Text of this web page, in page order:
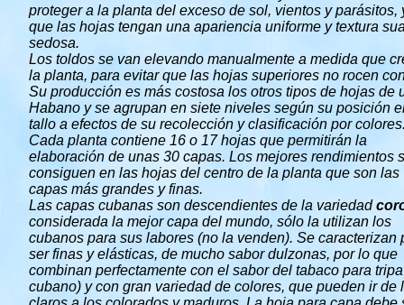
proteger a la planta del exceso de sol, vientos y parásitos,
que las hojas tengan una apariencia uniforme y textura
sedosa.
Los toldos se van elevando manualmente a medida que
la planta, para evitar que las hojas superiores no rocen
Su producción es más costosa los otros tipos de hojas de
Habano y se agrupan en siete niveles según su posición
tallo a efectos de su recolección y clasificación por
Cada planta contiene 16 o 17 hojas que permitirán la
elaboración de unas 30 capas. Los mejores rendimientos
consiguen en las hojas del centro de la planta que son las
capas más grandes y finas.
Las capas cubanas son descendientes de la variedad
considerada la mejor capa del mundo, sólo la utilizan los
cubanos para sus labores (no la venden). Se caracterizan
ser finas y elásticas, de mucho sabor dulzonas, por lo que
combinan perfectamente con el sabor del tabaco para tripa
cubano) y con gran variedad de colores, que pueden ir de